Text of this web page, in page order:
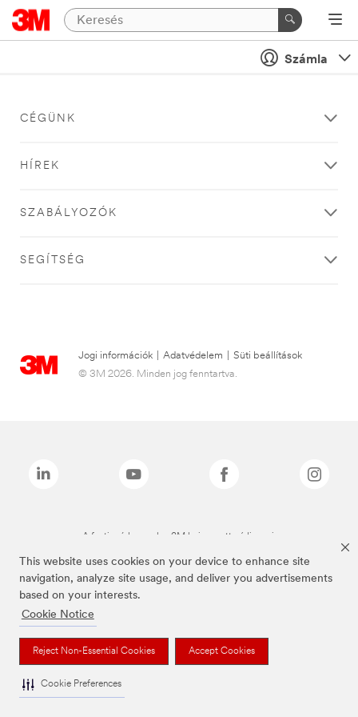
This website uses cookies on your device to enhance site
navigation, analyze site usage, and deliver you advertisements
based on your interests.
Cookie Notice
Reject Non-Essential Cookies Accept Cookies
Cookie Preferences
Számla
CÉGÜNK
HÍREK
SZABÁLYOZÓK
SEGÍTSÉG
Jogi információk Adatvédelem
Süti beállítások
© 3M 2026. Minden jog fenntartva.
A fenti márkanevek a 3M bejegyzett védjegyei.